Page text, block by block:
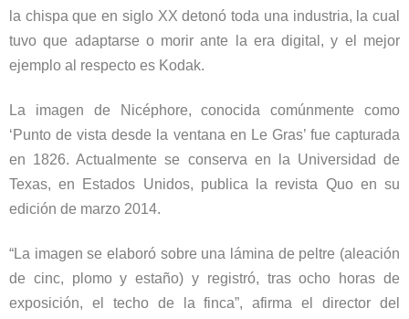
la chispa que en siglo XX detonó toda una industria, la cual
tuvo que adaptarse o morir ante la era digital, y el mejor
ejemplo al respecto es Kodak.
La imagen de Nicéphore,conocida comúnmente como
‘Punto de vista desde la ventana en Le Gras’ fue capturada
en 1826. Actualmente se conserva en la Universidad de
Texas, en Estados Unidos, publica la revista Quo en su
edición de marzo 2014.
“La imagen se elaboró sobre una lámina de peltre (aleación
de cinc, plomo y estaño) y registró, tras ocho horas de
exposición, el techo de la finca”, afirma el director del